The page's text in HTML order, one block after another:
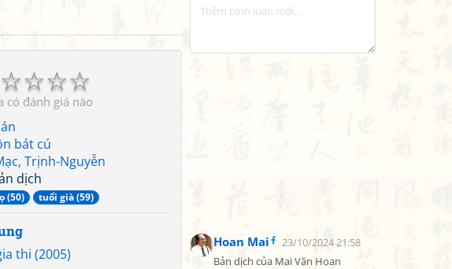
Hoan Mai
23/10/2024 21:58
Bản dịch của Mai Văn Hoan
☆
☆
☆
☆
có đánh giá nào
bát cú
Trịnh-Nguyễn
dịch
(50) tuổi già (59)
thi (2005)